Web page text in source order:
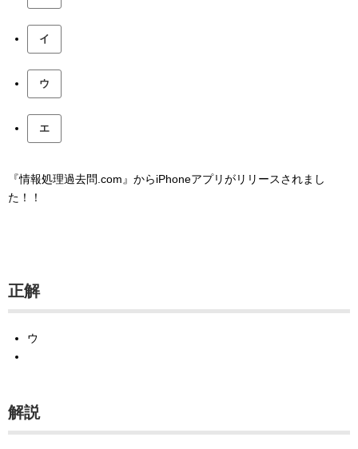
イ
ウ
エ
『情報処理過去問.com』からiPhoneアプリがリリースされまし
た！！
正解
ウ
解説